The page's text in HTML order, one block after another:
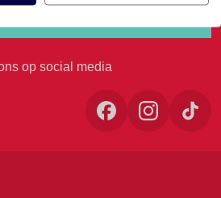
op social media